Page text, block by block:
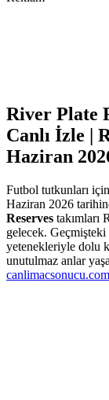
River Plate
Canlı İzle |
Haziran
Futbol tutkunları
Haziran 2026
Reserves takımları
gelecek.
yetenekleriyle dolu
unutulmaz anlar
canlimacsonucu.com